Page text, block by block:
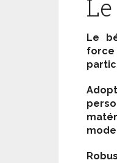
Le